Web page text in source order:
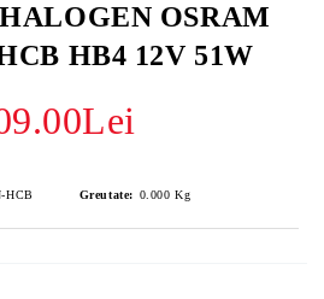
OSRAM
HB4 12V 51W
HCB Greutate: 0.000 Kg